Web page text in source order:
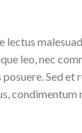
lectus
leo, nec
Sed